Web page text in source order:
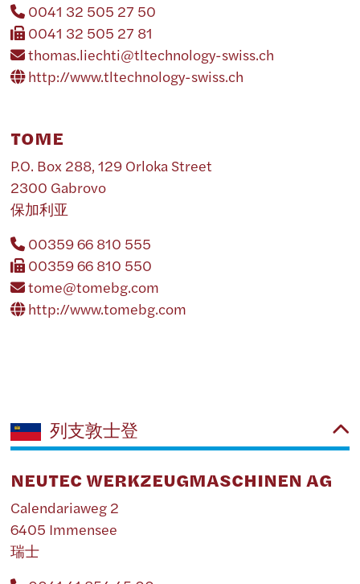
0041 32 505 27 50
0041 32 505 27 81
thomas.liechti@tltechnology-swiss.ch
http://www.tltechnology-swiss.ch
TOME
P.O. Box 288, 129 Orloka Street
2300 Gabrovo
保加利亚
00359 66 810 555
00359 66 810 550
tome@tomebg.com
http://www.tomebg.com
列支敦士登
NEUTEC WERKZEUGMASCHINEN AG
Calendariaweg 2
6405 Immensee
瑞士